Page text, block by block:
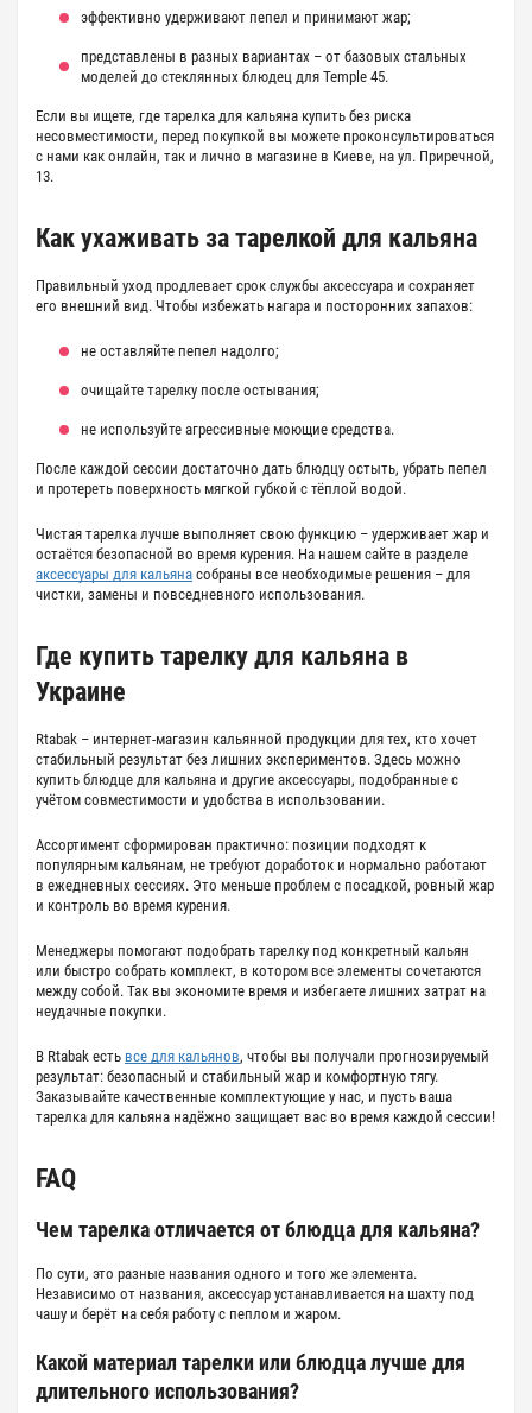
эффективно удерживают пепел и принимают жар;
представлены в разных вариантах – от базовых стальных
моделей до стеклянных блюдец для Temple 45.
Если вы ищете, где тарелка для кальяна купить без риска
несовместимости, перед покупкой вы можете проконсультироваться
с нами как онлайн, так и лично в магазине в Киеве, на ул. Приречной,
13.
Как ухаживать за тарелкой для кальяна
Правильный уход продлевает срок службы аксессуара и сохраняет
его внешний вид. Чтобы избежать нагара и посторонних запахов:
не оставляйте пепел надолго;
очищайте тарелку после остывания;
не используйте агрессивные моющие средства.
После каждой сессии достаточно дать блюдцу остыть, убрать пепел
и протереть поверхность мягкой губкой с тёплой водой.
Чистая тарелка лучше выполняет свою функцию – удерживает жар и
остаётся безопасной во время курения. На нашем сайте в разделе
аксессуары для кальяна собраны все необходимые решения – для
чистки, замены и повседневного использования.
Где купить тарелку для кальяна в
Украине
Rtabak – интернет-магазин кальянной продукции для тех, кто хочет
стабильный результат без лишних экспериментов. Здесь можно
купить блюдце для кальяна и другие аксессуары, подобранные с
учётом совместимости и удобства в использовании.
Ассортимент сформирован практично: позиции подходят к
популярным кальянам, не требуют доработок и нормально работают
в ежедневных сессиях. Это меньше проблем с посадкой, ровный жар
и контроль во время курения.
Менеджеры помогают подобрать тарелку под конкретный кальян
или быстро собрать комплект, в котором все элементы сочетаются
между собой. Так вы экономите время и избегаете лишних затрат на
неудачные покупки.
В Rtabak есть все для кальянов, чтобы вы получали прогнозируемый
результат: безопасный и стабильный жар и комфортную тягу.
Заказывайте качественные комплектующие у нас, и пусть ваша
тарелка для кальяна надёжно защищает вас во время каждой сессии!
FAQ
Чем тарелка отличается от блюдца для кальяна?
По сути, это разные названия одного и того же элемента.
Независимо от названия, аксессуар устанавливается на шахту под
чашу и берёт на себя работу с пеплом и жаром.
Какой материал тарелки или блюдца лучше для
длительного использования?